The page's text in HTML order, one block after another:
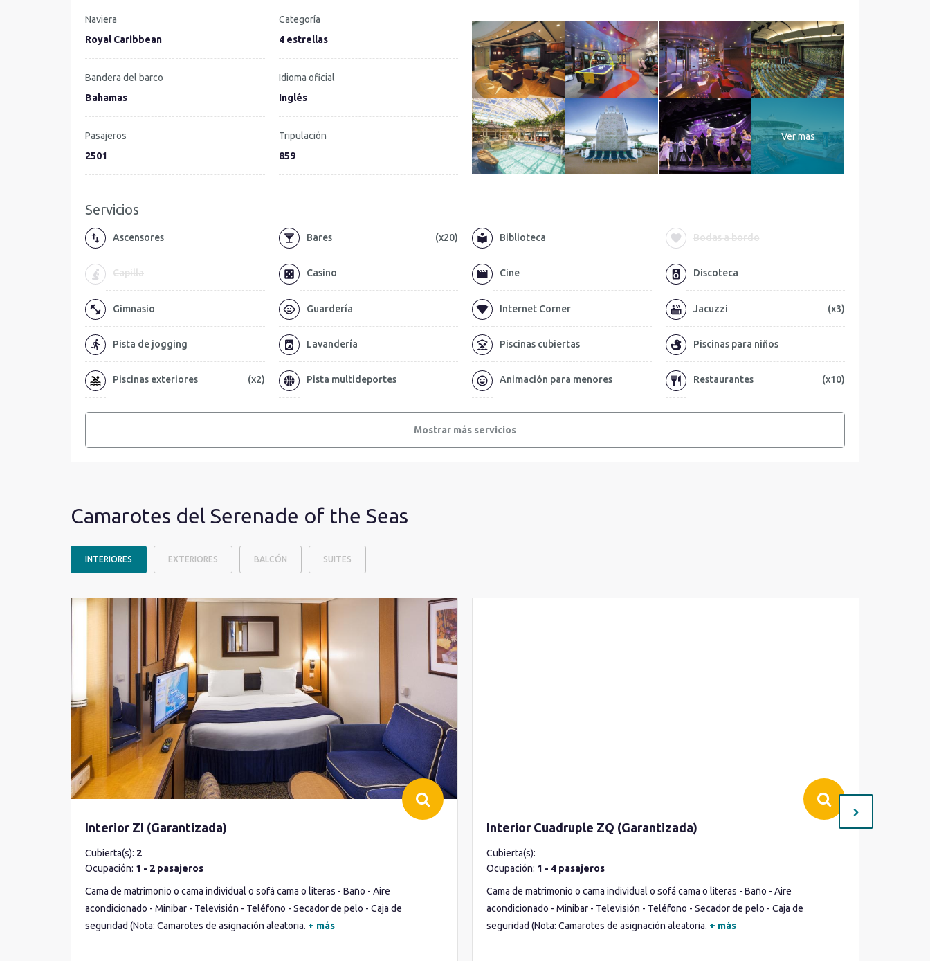
Naviera
Royal Caribbean
Categoría
4 estrellas
Bandera del barco
Bahamas
Idioma oficial
Inglés
Pasajeros
2501
Tripulación
859
Ver mas
Servicios
Ascensores Bares (x20) Biblioteca Bodas a bordo
Capilla Casino Cine Discoteca
Gimnasio Guardería Internet Corner Jacuzzi (x3)
Pista de jogging Lavandería Piscinas cubiertas Piscinas para niños
Piscinas exteriores (x2) Pista multideportes Animación para menores Restaurantes (x10)
Mostrar más servicios
Camarotes del Serenade of the Seas
INTERIORES EXTERIORES BALCÓN SUITES
Interior ZI (Garantizada)
Cubierta(s): 2
Ocupación: 1 - 2 pasajeros
Cama de matrimonio o cama individual o sofá cama o literas - Baño - Aire
acondicionado - Minibar - Televisión - Teléfono - Secador de pelo - Caja de
seguridad (Nota: Camarotes de asignación aleatoria. + más
Interior Cuadruple ZQ (Garantizada)
Cubierta(s):
Ocupación: 1 - 4 pasajeros
Cama de matrimonio o cama individual o sofá cama o literas - Baño - Aire
acondicionado - Minibar - Televisión - Teléfono - Secador de pelo - Caja de
seguridad (Nota: Camarotes de asignación aleatoria. + más